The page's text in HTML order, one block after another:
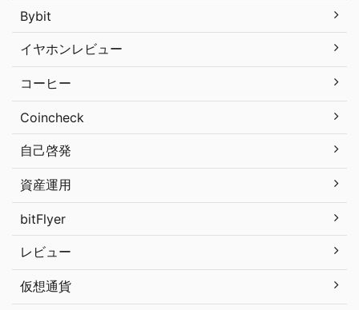
Bybit
イヤホンレビュー
コーヒー
Coincheck
自己啓発
資産運用
bitFlyer
レビュー
仮想通貨